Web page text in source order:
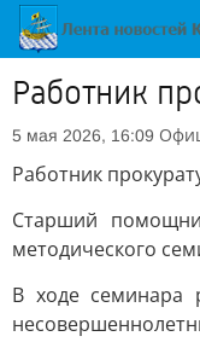
Работник
5 мая 2026, 16:09
Работник
Старший
методического
В ходе семинара